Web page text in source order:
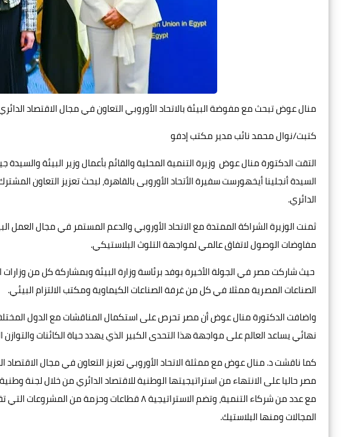
منال عوض تبحث مع مفوضة البيئة بالاتحاد الأوروبي التعاون في مجال الاقتصاد
كتبت/نوال محمد نائب مدير مكتب إدفو
التقت الدكتورة منال عوض وزيرة التنمية المحلية والقائم بأعمال وزير البيئة والسيدة
السيدة أنجلينا أيخهورست سفيرة الأتحاد الأوروبى بالقاهرة، لبحث تعزيز التعاون
الدائري.
ثمنت الوزيرة الشراكة الممتدة مع الاتحاد الأوروبي والدعم المستمر في مجال
مفاوضات الوصول لاتفاق عالمي لمواجهة التلوث البلاستيكي.
حيث شاركت مصر في الجولة الأخيرة بوفد برئاسة وزارة البيئة وبمشاركة كل من وزارات
الصناعات المصرية ممثلا في كل من غرفة الصناعات الكيماوية ومكتب الالتزام البيئي.
واضافت الدكتورة منال عوض أن مصر تحرص على استكمال المناقشات مع الدول
نهائي يساعد العالم على مواجهة هذا التحدى الكبير الذي يهدد حياة الكائنات والتوازن
كما ناقشت د. منال عوض مع ممثلة الاتحاد الأوروبي تعزيز التعاون في مجال الاقتصاد
مصر حاليا على الانتهاء من استراتيجيتها الوطنية للاقتصاد الدائري من خلال لجنة
مع عدد من شركاء التنمية، وتضم الاستراتيجية ٨
المجالات ومنها البلاستيك.